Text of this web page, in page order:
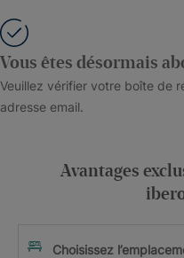
Vous êtes désormais
Veuillez vérifier votre boîte de
adresse email.
Avantages
Choisissez